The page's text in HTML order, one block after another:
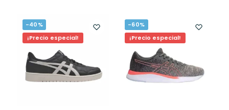
-40%
¡Precio especial!
-60%
¡Precio especial!